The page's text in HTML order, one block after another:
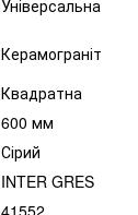
Універсальна
Керамограніт
Квадратна
600 мм
Сірий
INTER GRES
41552